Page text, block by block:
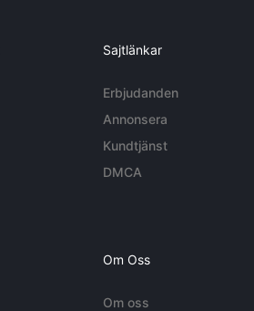
Sajtlänkar
Erbjudanden
Annonsera
Kundtjänst
DMCA
Om Oss
Om oss